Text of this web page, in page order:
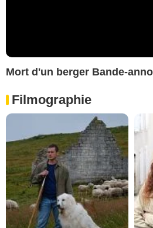
Mort d'un berger Bande-
Filmographie